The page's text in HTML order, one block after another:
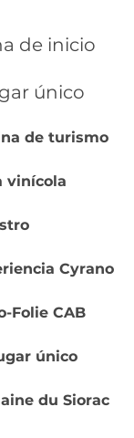
de inicio
único
de turismo
vinícola
Cyrano
Folie CAB
único
du Siorac